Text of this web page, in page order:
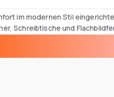
im modernen Stil
Schreibtische und
Kleiderschrank und